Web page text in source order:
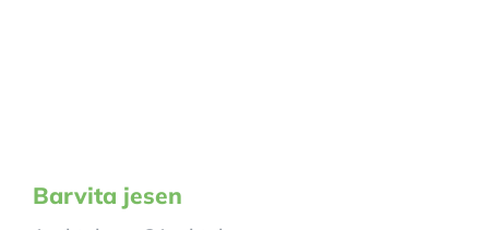
Barvita jesen